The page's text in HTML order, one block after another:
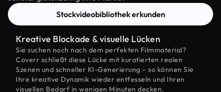
Stockvideobibliothek erkunden
Kreative Blockade & visuelle Lücken
Sie suchen noch nach dem perfekten Filmmaterial?
Coverr schließt diese Lücke mit kuratierten realen
Szenen und schneller KI-Generierung – so können Sie
Ihre kreative Dynamik wieder entfesseln und Ihren
visuellen Bedarf in wenigen Minuten decken.